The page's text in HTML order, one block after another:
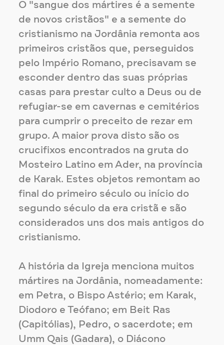
O "sangue dos mártires é a semente
de novos cristãos" e a semente do
cristianismo na Jordânia remonta aos
primeiros cristãos que, perseguidos
pelo Império Romano, precisavam se
esconder dentro das suas próprias
casas para prestar culto a Deus ou de
refugiar-se em cavernas e cemitérios
para cumprir o preceito de rezar em
grupo. A maior prova disto são os
crucifixos encontrados na gruta do
Mosteiro Latino em Ader, na província
de Karak. Estes objetos remontam ao
final do primeiro século ou início do
segundo século da era cristã e são
considerados uns dos mais antigos do
cristianismo.
A história da Igreja menciona muitos
mártires na Jordânia, nomeadamente:
em Petra, o Bispo Astério; em Karak,
Diodoro e Teófano; em Beit Ras
(Capitólias), Pedro, o sacerdote; em
Umm Qais (Gadara), o Diácono